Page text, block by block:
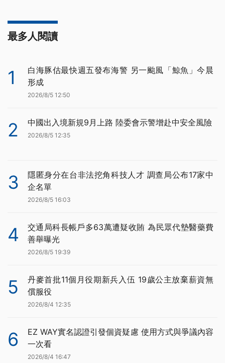
最多人閱讀
1
白海豚估最快週五發布海警 另一颱風「鯨魚」今晨
形成
2026/8/5 12:50
2 中國出入境新規9月上路 陸委會示警增赴中安全風險
2026/8/5 12:35
3
隱匿身分在台非法挖角科技人才 調查局公布17家中
企名單
2026/8/5 16:03
4
交通局科長帳戶多63萬遭疑收賄 為民眾代墊醫藥費
善舉曝光
2026/8/5 19:39
5
丹麥首批11個月役期新兵入伍 19歲公主放棄薪資無
償服役
2026/8/4 12:35
6
EZ WAY實名認證引發個資疑慮 使用方式與爭議內容
一次看
2026/8/4 16:47